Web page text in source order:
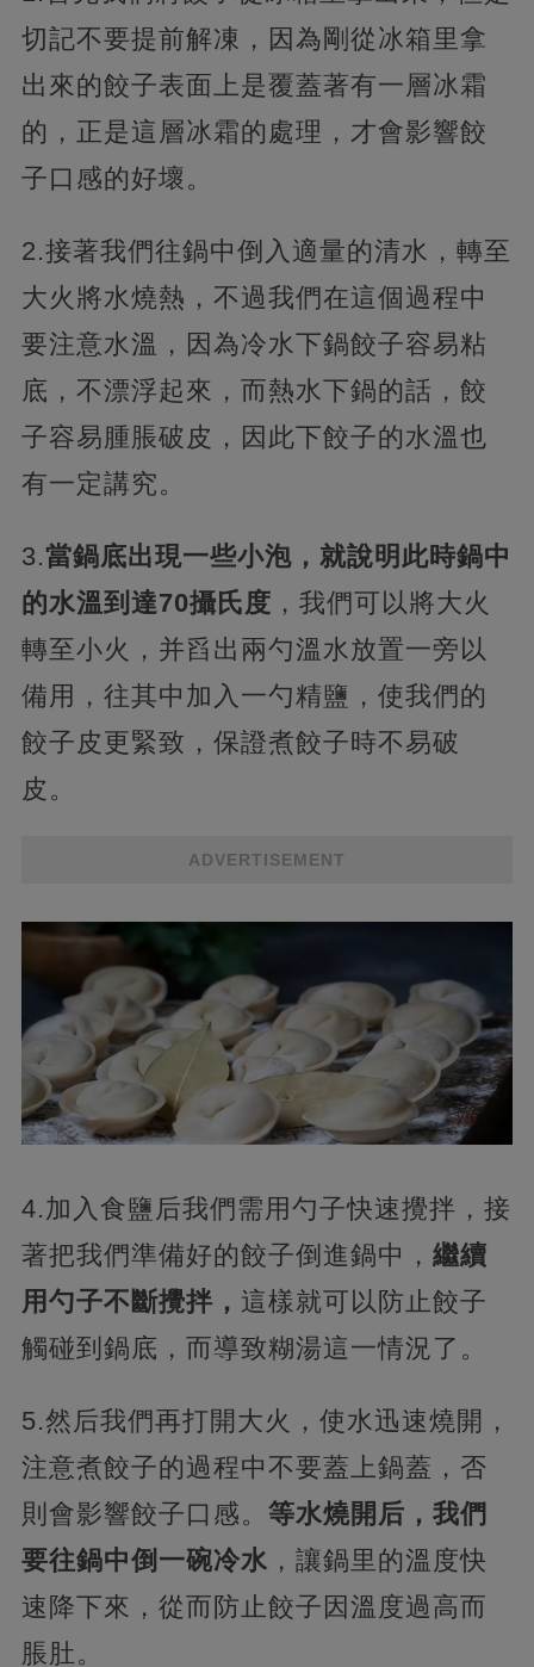
切記不要提前解凍，因為剛從冰箱里拿
出來的餃子表面上是覆蓋著有一層冰霜
的，正是這層冰霜的處理，才會影響餃
子口感的好壞。
2.接著我們往鍋中倒入適量的清水，轉至
大火將水燒熱，不過我們在這個過程中
要注意水溫，因為冷水下鍋餃子容易粘
底，不漂浮起來，而熱水下鍋的話，餃
子容易腫脹破皮，因此下餃子的水溫也
有一定講究。
3.當鍋底出現一些小泡，就說明此時鍋中
的水溫到達70攝氏度 ，我們可以將大火
轉至小火，并舀出兩勺溫水放置一旁以
備用，往其中加入一勺精鹽，使我們的
餃子皮更緊致，保證煮餃子時不易破
皮。
ADVERTISEMENT
4.加入食鹽后我們需用勺子快速攪拌，接
著把我們準備好的餃子倒進鍋中， 繼續
用勺子不斷攪拌， 這樣就可以防止餃子
觸碰到鍋底，而導致糊湯這一情況了。
5.然后我們再打開大火，使水迅速燒開，
注意煮餃子的過程中不要蓋上鍋蓋，否
則會影響餃子口感。 等水燒開后，我們
要往鍋中倒一碗冷水 ，讓鍋里的溫度快
速降下來，從而防止餃子因溫度過高而
脹肚。